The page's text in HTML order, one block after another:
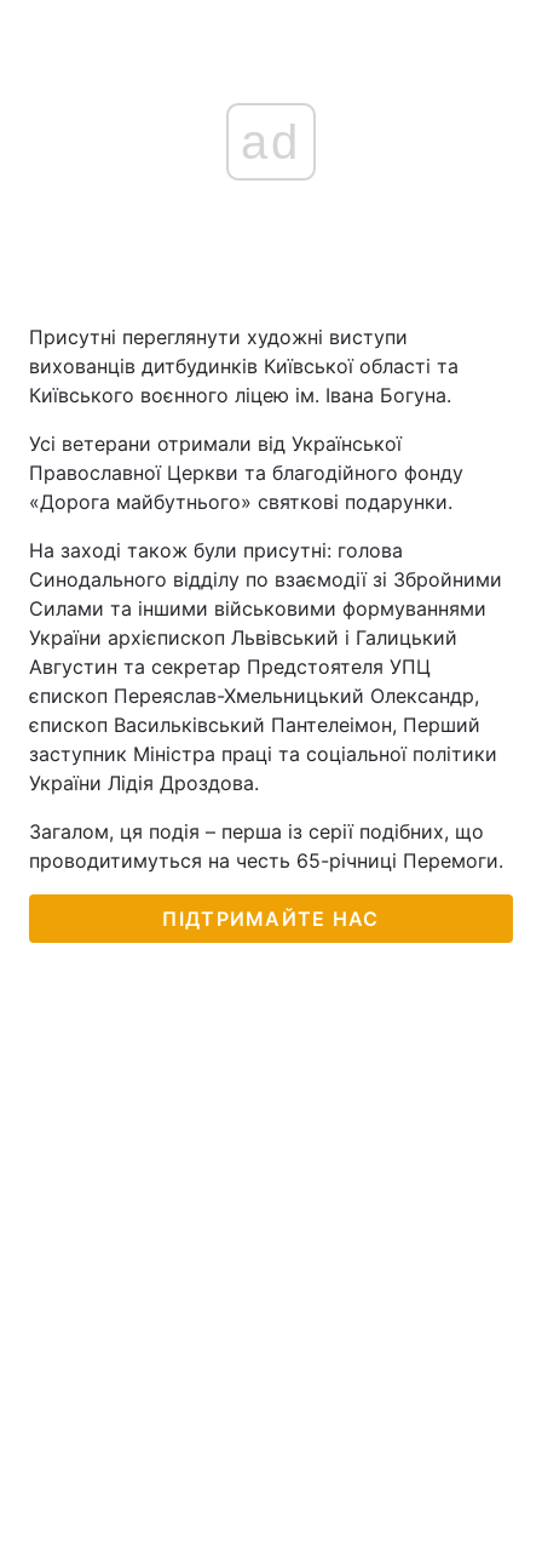
ad
Присутні переглянути художні виступи
вихованців дитбудинків Київської області та
Київського воєнного ліцею ім. Івана Богуна.
Усі ветерани отримали від Української
Православної Церкви та благодійного фонду
«Дорога майбутнього» святкові подарунки.
На заході також були присутні: голова
Синодального відділу по взаємодії зі Збройними
Силами та іншими військовими формуваннями
України архієпископ Львівський і Галицький
Августин та секретар Предстоятеля УПЦ
єпископ Переяслав-Хмельницький Олександр,
єпископ Васильківський Пантелеімон, Перший
заступник Міністра праці та соціальної політики
України Лідія Дроздова.
Загалом, ця подія – перша із серії подібних, що
проводитимуться на честь 65-річниці Перемоги.
ПІДТРИМАЙТЕ НАС